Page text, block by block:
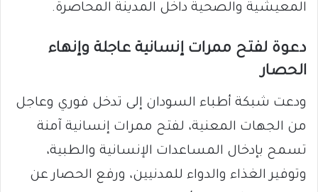
المعيشية والصحية داخل المدينة المحاصرة.
دعوة لفتح ممرات إنسانية عاجلة وإنهاء
الحصار
ودعت شبكة أطباء السودان إلى تدخل فوري وعاجل
من الجهات المعنية، لفتح ممرات إنسانية آمنة
تسمح بإدخال المساعدات الإنسانية والطبية،
وتوفير الغذاء والدواء للمدنيين، ورفع الحصار عن